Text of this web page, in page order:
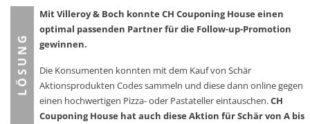
L Ö S U N G
Mit Villeroy & Boch konnte CH Couponing House einen
optimal passenden Partner für die Follow-up-Promotion
gewinnen.
Die Konsumenten konnten mit dem Kauf von Schär
Aktionsprodukten Codes sammeln und diese dann online gegen
einen hochwertigen Pizza- oder Pastateller eintauschen.CH
Couponing House hat auch diese Aktion für Schär von A bis